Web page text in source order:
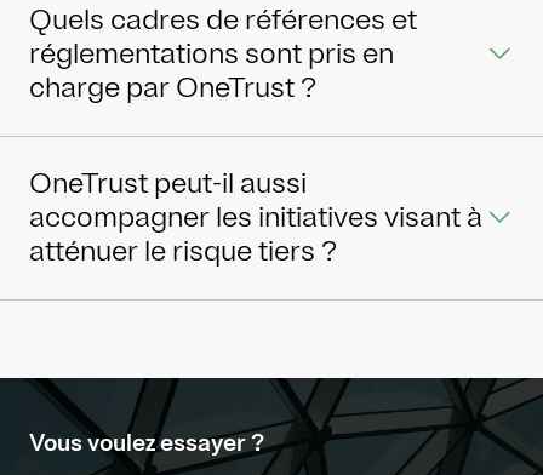
Quels cadres de références et
réglementations sont pris en
charge par OneTrust ?
OneTrust peut-il aussi
accompagner les initiatives visant à
atténuer le risque tiers ?
Vous voulez essayer ?